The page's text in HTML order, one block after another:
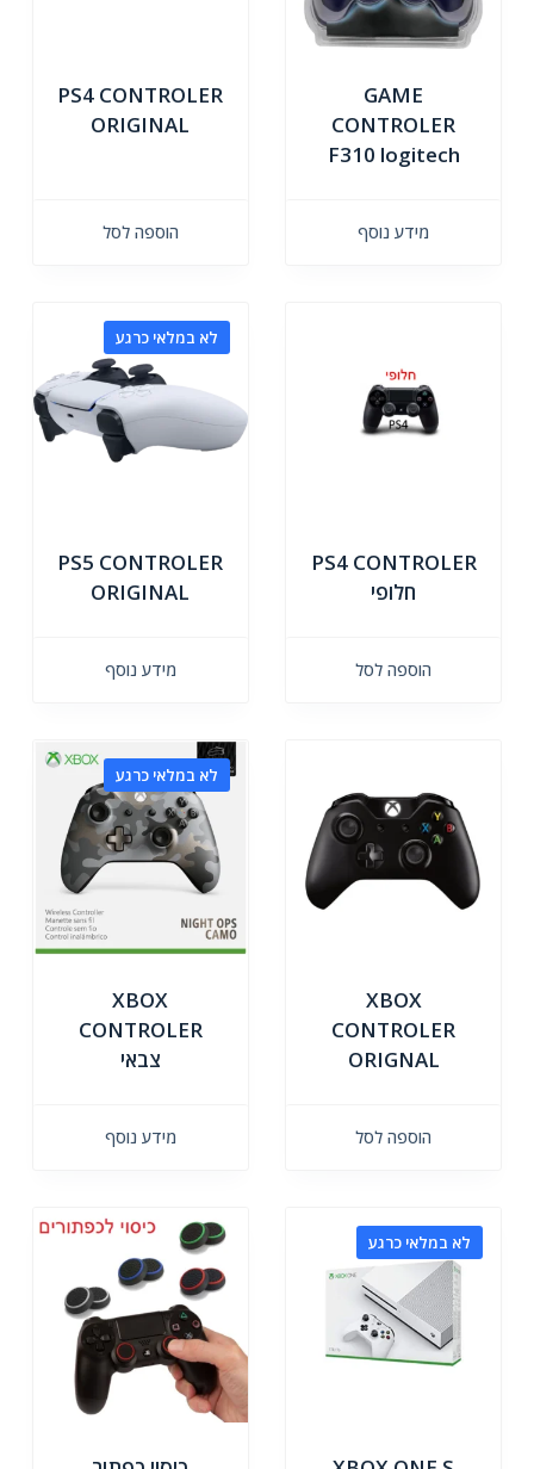
GAME
CONTROLER
F310 logitech
מידע נוסף
PS4 CONTROLER
ORIGINAL
הוספה לסל
PS4 CONTROLER
חלופי
הוספה לסל
לא במלאי כרגע
PS5 CONTROLER
ORIGINAL
מידע נוסף
XBOX
CONTROLER
ORIGNAL
הוספה לסל
לא במלאי כרגע
XBOX
CONTROLER
צבאי
מידע נוסף
לא במלאי כרגע